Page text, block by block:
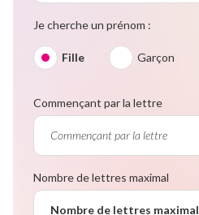
Je cherche un prénom :
Fille Garçon
Commençant par la lettre
Nombre de lettres maximal
Nombre de lettres maximal